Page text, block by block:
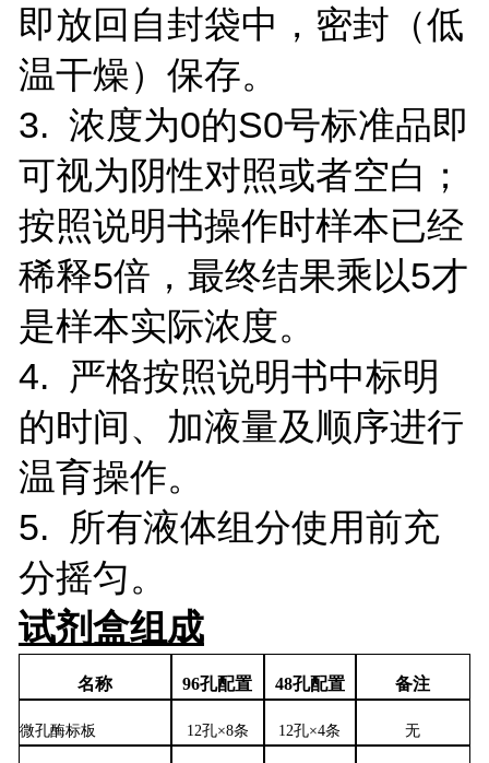
即放回自封袋中，密封（低
温干燥）保存。
3. 浓度为0的S0号标准品即
可视为阴性对照或者空白；
按照说明书操作时样本已经
稀释5倍，最终结果乘以5才
是样本实际浓度。
4. 严格按照说明书中标明
的时间、加液量及顺序进行
温育操作。
5. 所有液体组分使用前充
分摇匀。
试剂盒组成
名称 96孔配置 48孔配置 备注
微孔酶标板 12孔×8条 12孔×4条 无